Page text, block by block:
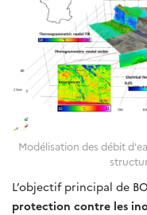
Modélisation des débit
L’objectif principal de
protection contre les